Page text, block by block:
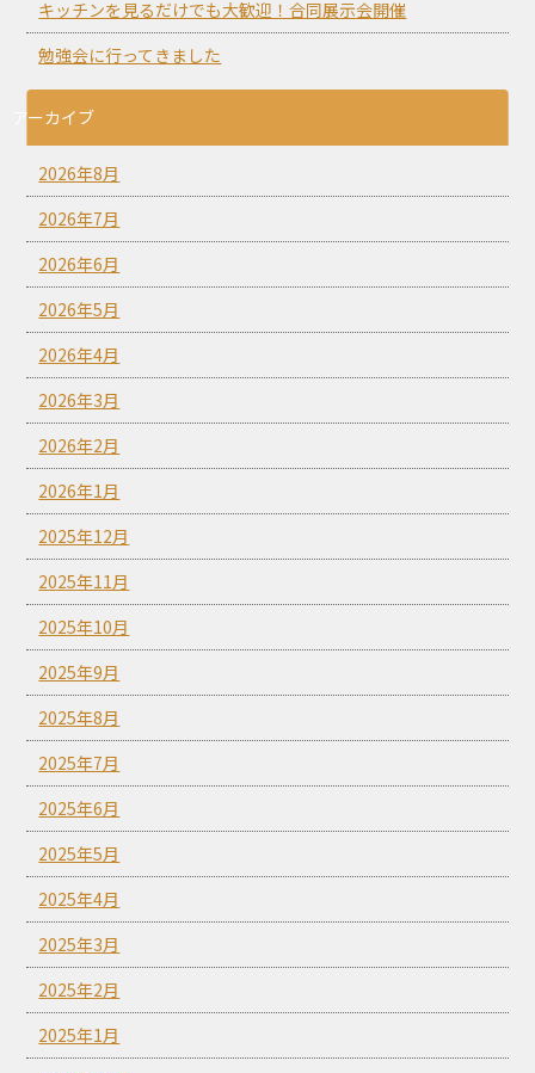
キッチンを見るだけでも大歓迎！合同展示会開催
勉強会に行ってきました
アーカイブ
2026年8月
2026年7月
2026年6月
2026年5月
2026年4月
2026年3月
2026年2月
2026年1月
2025年12月
2025年11月
2025年10月
2025年9月
2025年8月
2025年7月
2025年6月
2025年5月
2025年4月
2025年3月
2025年2月
2025年1月